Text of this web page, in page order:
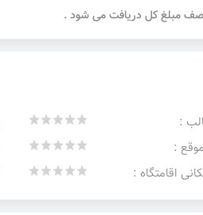
مبلغ کل دریافت می شود .
:
:
اقامتگاه :